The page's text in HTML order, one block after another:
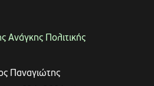
Ανάγκης Πολιτικής
Παναγιώτης